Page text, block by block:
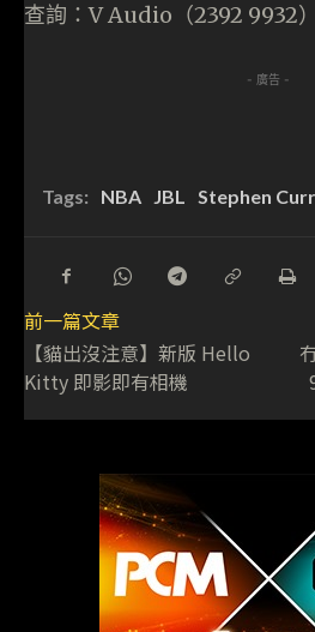
查詢：V Audio（2392 9932）
- 廣告 -
Tags: NBA JBL Stephen
前一篇文章
【貓出沒注意】新版 Hello
Kitty 即影即有相機